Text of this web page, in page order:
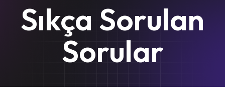
Sıkça Sorulan
Sorular